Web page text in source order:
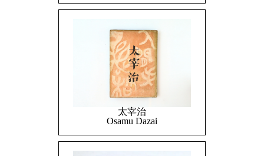
太宰治
Osamu Dazai